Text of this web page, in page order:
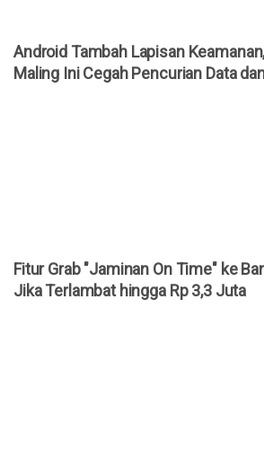
Android Tambah Lapisan
Maling Ini Cegah Pencurian Data
Fitur Grab "Jaminan On Time" ke
Jika Terlambat hingga Rp 3,3 Juta